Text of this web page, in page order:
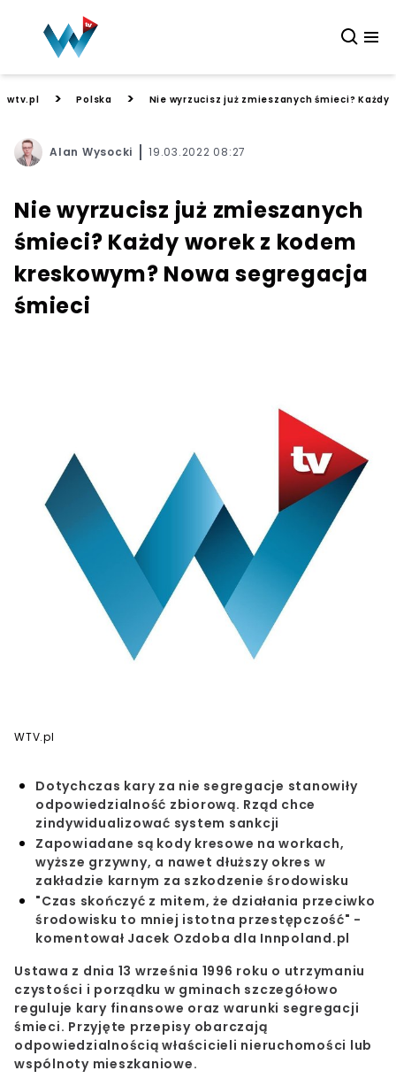
wtv.pl > Polska > Nie wyrzucisz już zmieszanych śmieci?
Alan Wysocki 19.03.2022 08:27
Nie wyrzucisz już zmieszanych
śmieci? Każdy worek z kodem
kreskowym? Nowa segregacja
śmieci
WTV.pl
Dotychczas kary za nie segregacje stanowiły
odpowiedzialność zbiorową. Rząd chce
zindywidualizować system sankcji
Zapowiadane są kody kresowe na workach,
wyższe grzywny, a nawet dłuższy okres w
zakładzie karnym za szkodzenie środowisku
"Czas skończyć z mitem, że działania przeciwko
środowisku to mniej istotna przestępczość" -
komentował Jacek Ozdoba dla Innpoland.pl
Ustawa z dnia 13 września 1996 roku o utrzymaniu
czystości i porządku w gminach szczegółowo
reguluje kary finansowe oraz warunki segregacji
śmieci. Przyjęte przepisy obarczają
odpowiedzialnością właścicieli nieruchomości lub
wspólnoty mieszkaniowe.